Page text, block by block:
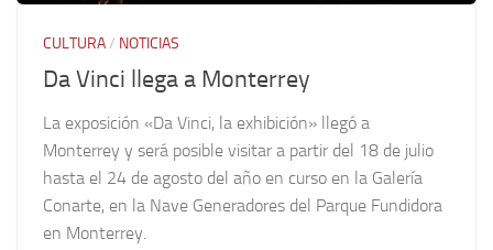
CULTURA/ NOTICIAS
Da Vinci llega a Monterrey
La exposición «Da Vinci, la exhibición» llegó a
Monterrey y será posible visitar a partir del 18 de julio
hasta el 24 de agosto del año en curso en la Galería
Conarte, en la Nave Generadores del Parque Fundidora
en Monterrey.